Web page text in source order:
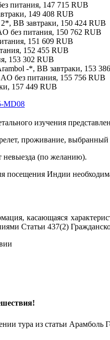
питания, 147 715 RUB
149 408 RUB
BB завтраки, 150 424 RUB
без питания, 150 762 RUB
151 609 RUB
152 455 RUB
153 302 RUB
-*, BB завтраки, 153
без питания, 155 756 RUB
157 449 RUB
MD08
изучения
проживание,
невыезда (по желанию).
посещения Индии
касающаяся
Статьи 437(2)
тура из статьи Арамболь